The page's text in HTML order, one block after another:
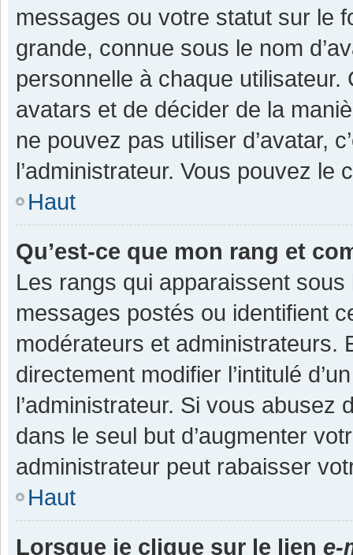
messages ou votre statut sur le
grande, connue sous le nom
personnelle à chaque utilisateur.
avatars et de décider de la
ne pouvez pas utiliser d’avatar,
l’administrateur. Vous pouvez
Haut
Qu’est-ce que mon rang et
Les rangs qui apparaissent
messages postés ou identifient
modérateurs et administrateurs.
directement modifier l’intitulé
l’administrateur. Si vous
dans le seul but d’augmenter
administrateur peut rabaisser
Haut
Lorsque je clique sur le lien e-